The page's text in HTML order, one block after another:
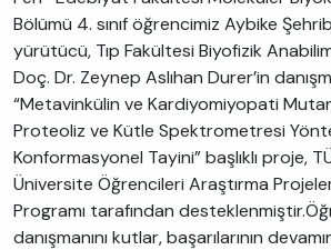
Bölümü 4. sınıf öğrencimiz Aybike
yürütücü, Tıp Fakültesi Biyofizik
Doç. Dr. Zeynep Aslıhan Durer’in
“Metavinkülin ve Kardiyomiyopati
Proteoliz ve Kütle Spektrometresi
Konformasyonel Tayini” başlıklı proje,
Üniversite Öğrencileri Araştırma
Programı tarafından
danışmanını kutlar, başarılarının